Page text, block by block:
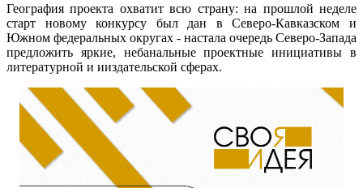
География проекта охватит всю страну: на прошлой неделе
старт новому конкурсу был дан в Северо-Кавказском и
Южном федеральных округах - настала очередь Северо-Запада
предложить яркие, небанальные проектные инициативы в
литературной и ииздательской сферах.